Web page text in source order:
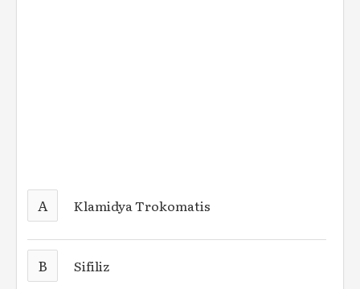
A Klamidya Trokomatis
B Sifiliz